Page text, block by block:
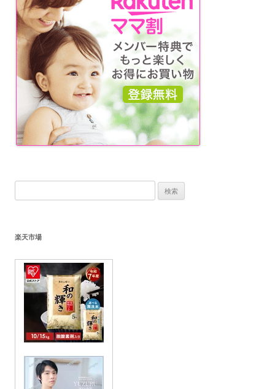
シ
ョ
ン
索:
楽天市場